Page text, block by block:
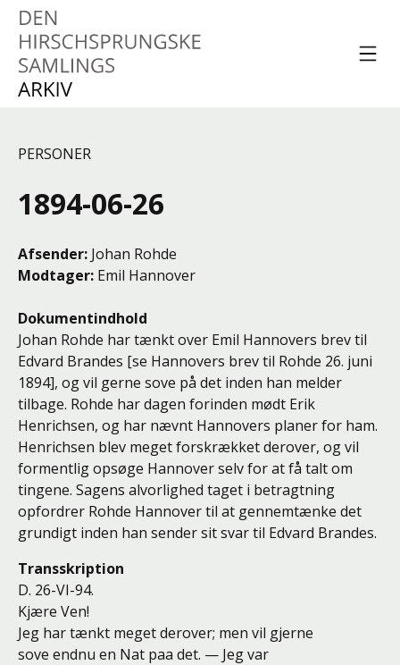
PERSONER
1894-06-26
Afsender Johan Rohde
Modtager Emil Hannover
Dokumentindhold
Johan Rohde har tænkt over Emil Hannovers brev til
Edvard Brandes [se Hannovers brev til Rohde 26. juni
1894], og vil gerne sove på det inden han melder
tilbage. Rohde har dagen forinden mødt Erik
Henrichsen, og har nævnt Hannovers planer for ham.
Henrichsen blev meget forskrækket derover, og vil
formentlig opsøge Hannover selv for at få talt om
tingene. Sagens alvorlighed taget i betragtning
opfordrer Rohde Hannover til at gennemtænke det
grundigt inden han sender sit svar til Edvard Brandes.
Transskription
D. 26-VI-94.
Kjære Ven!
Jeg har tænkt meget derover; men vil gjerne
sove endnu en Nat paa det. — Jeg var